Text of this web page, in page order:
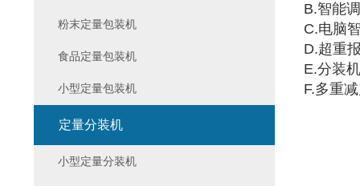
B.智能
C.电脑
D.超重
E.分装
F.多重
粉末定量包装机
食品定量包装机
小型定量包装机
定量分装机
小型定量分装机